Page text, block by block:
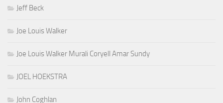
Jeff Beck
Joe Louis Walker
Joe Louis Walker Murali Coryell Amar Sundy
JOEL HOEKSTRA
John Coghlan